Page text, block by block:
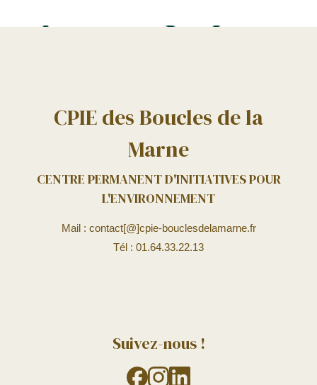
CPIE des Boucles de la
Marne
CENTRE PERMANENT D'INITIATIVES POUR
L'ENVIRONNEMENT
Mail : contact[@]cpie-bouclesdelamarne.fr
Tél : 01.64.33.22.13
Suivez-nous !